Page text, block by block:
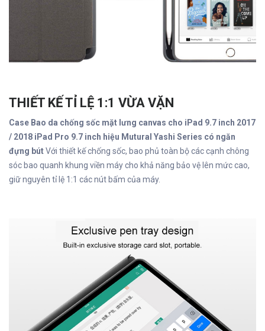
THIẾT KẾ TỈ LỆ 1:1 VỪA VẶN
Case Bao da chống sốc mặt lưng canvas cho iPad 9.7 inch 2017
/ 2018 iPad Pro 9.7 inch hiệu Mutural Yashi Series có ngăn
đựng bútVới thiết kế chống sốc, bao phủ toàn bộ các cạnh chông
sóc bao quanh khung viền máy cho khả năng bảo vệ lên mức cao,
giữ nguyên tỉ lệ 1:1 các nút bấm của máy.